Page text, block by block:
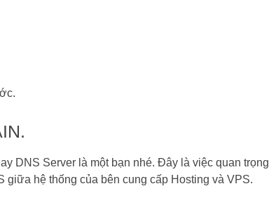
DNS Server là một bạn nhé. Đây là việc quan trọng
giữa hệ thống của bên cung cấp Hosting và VPS.